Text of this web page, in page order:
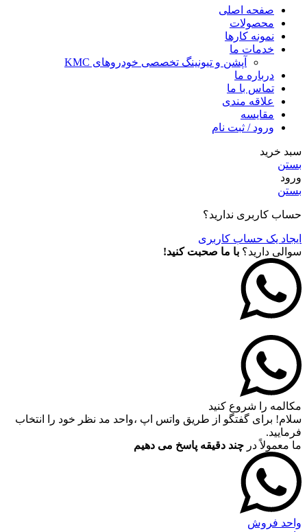
صفحه اصلی
محصولات
نمونه کارها
خدمات ما
آپشن و تیونینگ تخصصی خودروهای KMC
درباره ما
تماس با ما
علاقه مندی
مقايسه
ورود / ثبت نام
سبد خرید
بستن
ورود
بستن
حساب کاربری ندارید؟
ایجاد یک حساب کاربری
سوالی دارید؟ با ما صحبت کنید!
مکالمه را شروع کنید
سلام! برای گفتگو از طریق واتس اپ ،واحد مد نظر خود را انتخاب
فرمایید.
ما معمولاً در چند دقیقه پاسخ می دهیم
واحد فروش